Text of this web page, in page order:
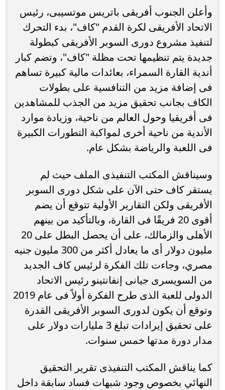
وأعلن الجنوب أفريقى باتريس موتسيبى، رئيس
الاتحاد الأفريقى لكرة القدم "كاف"، بدء التحرك
لتنفيذ مشروع دورى السوبر الأفريقى كبطولة
جديدة يتم تنظيمها تحت مظلة "كاف"، وتضم كبار
أندية القارة السمراء، بعائدات مالية كبيرة تساهم
فى إضافة مزيد من التنافسية على بطولات
الكاف بجانب تحقيق مزيد من الجذب للمشاهدين
فى أفريقيا وحول العالم من ناحية، وزيادة موارد
الأندية من ناحية أخرى لمواكبة التطورات الكبيرة
فى اللعبة والرياضة بشكل عام.
وسيناقش المكتب التنفيذى الملف حيث لم
يستقر كاف حتى الآن على شكل دورى السوبر
الأفريقى ولكن التقارير الأولية تتوقع أن يضم
أقوى 20 فريقًا فى القارة، وبالتأكيد من بينهم
الأهلى والزمالك، على أن يحصل البطل على 20
مليون دولار أى ما يعادل أكثر من 300 مليون جنيه
مصري، وجاءت تلك الفكرة لرئيس كاف الجديد
من السويسرى جيانى إنفانتينو رئيس الاتحاد
الدولى للعبة الذى طرح الفكرة أولاً فى عام 2019
وتوقع أن يكون لدورى السوبر الأفريقى القدرة
على تحقيق إيرادات تبلغ 3 مليارات دولار على
مدار دورة مدتها خمس سنوات.
كما يناقش المكتب التنفيذى تقرير التحقيق
النهائي بخصوص وجود شبهات فساد سابقة داخل